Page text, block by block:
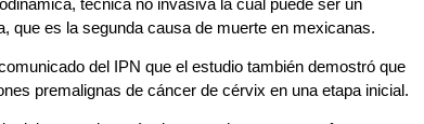
que es la segunda causa de muerte en mexicanas.
del IPN que el estudio también demostró que
premalignas de cáncer de cérvix en una etapa inicial.